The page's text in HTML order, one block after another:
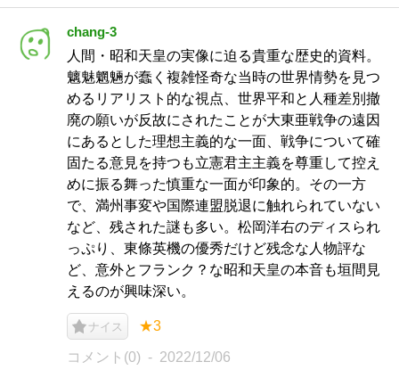
chang-3
人間・昭和天皇の実像に迫る貴重な歴史的資料。
魑魅魍魎が蠢く複雑怪奇な当時の世界情勢を見つ
めるリアリスト的な視点、世界平和と人種差別撤
廃の願いが反故にされたことが大東亜戦争の遠因
にあるとした理想主義的な一面、戦争について確
固たる意見を持つも立憲君主主義を尊重して控え
めに振る舞った慎重な一面が印象的。その一方
で、満州事変や国際連盟脱退に触れられていない
など、残された謎も多い。松岡洋右のディスられ
っぷり、東條英機の優秀だけど残念な人物評な
ど、意外とフランク？な昭和天皇の本音も垣間見
えるのが興味深い。
ナイス ★3
コメント(0) 2022/12/06